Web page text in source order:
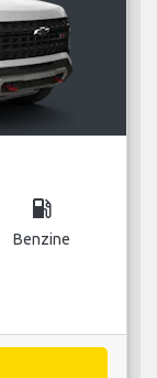
local_gas_station
Benzine